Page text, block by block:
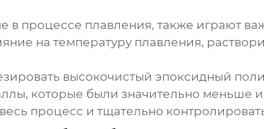
в процессе плавления, также играют
на температуру плавления,
высокочистый эпоксидный
которые были значительно
процесс и тщательно